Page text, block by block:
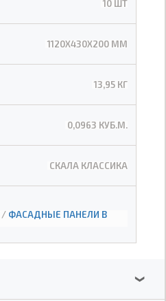
10 ШТ
1120Х430Х200 ММ
13,95 КГ
0,0963 КУБ.М.
СКАЛА КЛАССИКА
/ ФАСАДНЫЕ ПАНЕЛИ В
❯